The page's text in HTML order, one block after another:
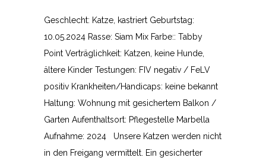
Geschlecht: Katze, kastriert Geburtstag:
10.05.2024 Rasse: Siam Mix Farbe:: Tabby
Point Verträglichkeit: Katzen, keine Hunde,
ältere Kinder Testungen: FIV negativ / FeLV
positiv Krankheiten/Handicaps: keine bekannt
Haltung: Wohnung mit gesichertem Balkon /
Garten Aufenthaltsort: Pflegestelle Marbella
Aufnahme: 2024 Unsere Katzen werden nicht
in den Freigang vermittelt. Ein gesicherter